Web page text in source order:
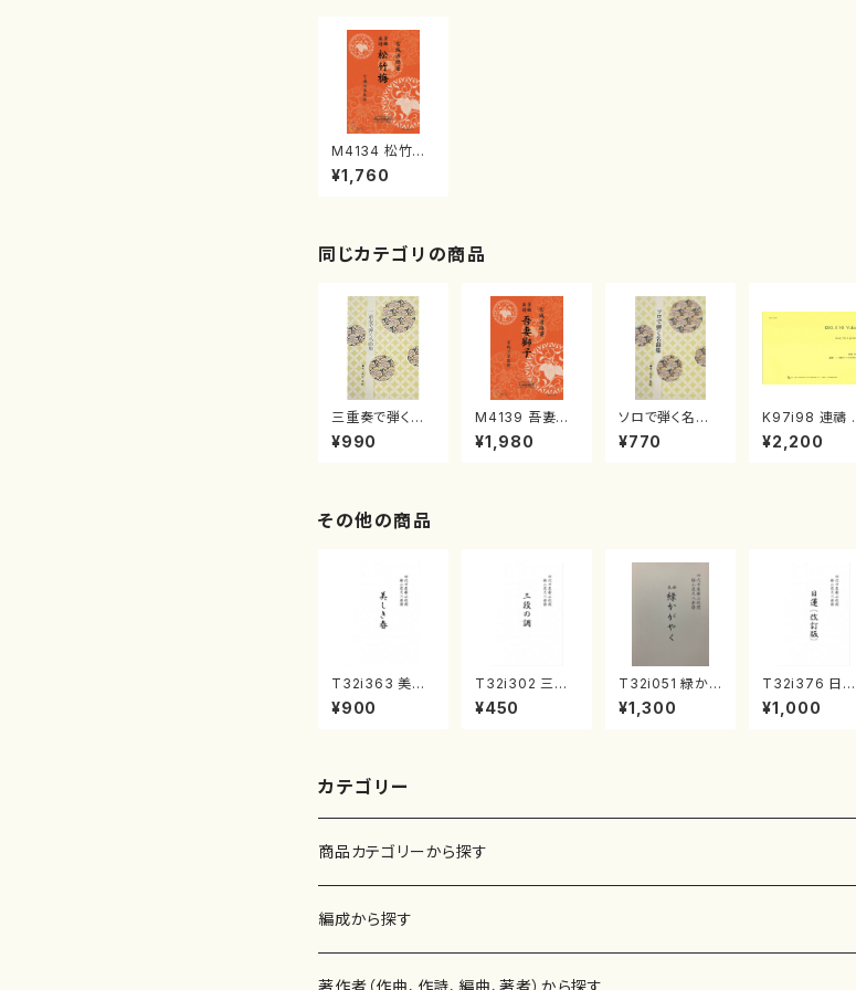
M4134 松竹梅
《箏曲楽譜》（箏/
宮城道雄著・宮
¥1,760
同じカテゴリの商品
三重奏で弾く名
曲集 クリスマ
スメドレー( 箏
¥990
M4139 吾妻獅
子《箏曲楽譜》
（箏/宮城道雄
¥1,980
ソロで弾く名曲
集 クリスマス・
イブ／恋人がサ
¥770
K97i98 連禱 :
2台ピアノのため
の（2 Pianos /
¥2,200
その他の商品
T32i363 美し
き春（尺八/久本
玄智/楽譜）都山
¥900
T32i302 三段
の調（尺八/久本
玄智/楽譜）都山
¥450
T32i051 緑か
がやく（尺八/金
森高山/楽譜）都
¥1,300
T32i376 日蓮
（改訂版）（尺八/
宮城道雄/楽譜）
¥1,000
カテゴリー
商品カテゴリーから探す
楽譜
書籍
編成から探す
邦楽器
著作者（作曲、作詩、編曲、著者）から探す